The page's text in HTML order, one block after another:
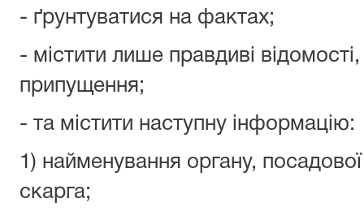
- ґрунтуватися на фактах;
- містити лише правдиві
припущення;
- та містити наступну інформацію:
1) найменування органу,
скарга;